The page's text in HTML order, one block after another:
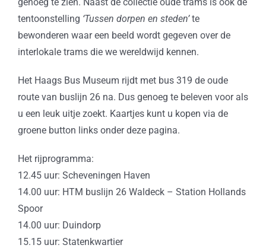
tentoonstelling ‘Tussen dorpen en steden’te
bewonderen waar een beeld wordt gegeven over de
interlokale trams die we wereldwijd kennen.
Het Haags Bus Museum rijdt met bus 319 de oude
route van buslijn 26 na. Dus genoeg te beleven voor als
u een leuk uitje zoekt. Kaartjes kunt u kopen via de
groene button links onder deze pagina.
Het rijprogramma:
12.45 uur: Scheveningen Haven
14.00 uur: HTM buslijn 26 Waldeck – Station Hollands
Spoor
14.00 uur: Duindorp
15.15 uur: Statenkwartier